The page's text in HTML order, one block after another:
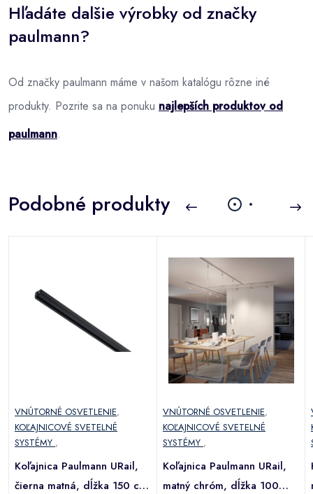
Hľadáte dalšie výrobky od značky
paulmann?
Od značky paulmann máme v našom katalógu rôzne iné
produkty. Pozrite sa na ponuku najlepších produktov od
paulmann.
Podobné produkty
VNÚTORNÉ OSVETLENIE,
KOĽAJNICOVÉ SVETELNÉ
SYSTÉMY ,
Koľajnica Paulmann URail,
čierna matná, dĺžka 150 cm
VNÚTORNÉ OSVETLENIE,
KOĽAJNICOVÉ SVETELNÉ
SYSTÉMY ,
Koľajnica Paulmann URail,
matný chróm, dĺžka 100